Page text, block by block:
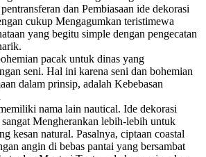
dan Pembiasaan ide dekorasi
cukup Mengagumkan teristimewa
yang begitu simple dengan pengecatan
pacak untuk dinas yang
seni. Hal ini karena seni dan bohemian
dalam prinsip, adalah Kebebasan
nama lain nautical. Ide dekorasi
Mengherankan lebih-lebih untuk
kesan natural. Pasalnya, ciptaan coastal
angin di bebas pantai yang bersambat